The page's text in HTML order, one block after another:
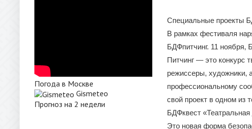
Погода в Москве
Gismeteo
Прогноз на 2 недели
Специальные проекты
В рамках фестиваля
БДФпитчинг. 11 ноября,
Питчинг — это конкурс
режиссеры, художники,
профессиональному
свой проект в одном из
БДФквест «Театральная
Это новая форма